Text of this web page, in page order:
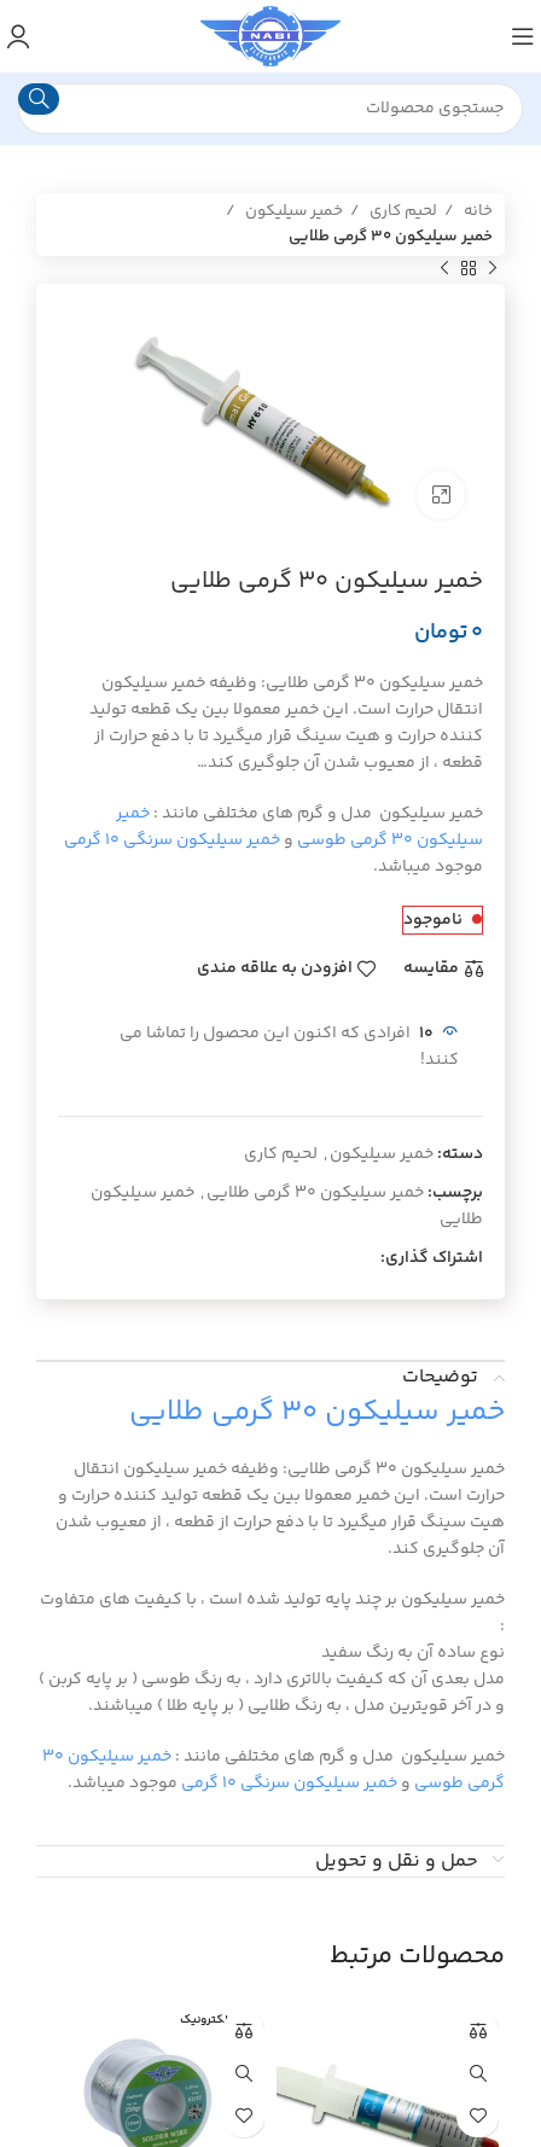
خانه لحیم کاری
خمیر سیلیکون
خمیر سیلیکون ۳۰ گرمی طلایی
برای بزرگنمایی کلیک کنید
خمیر سیلیکون ۳۰ گرمی طلایی
تومان
خمیر سیلیکون ۳۰ گرمی طلایی: وظیفه خمیر سیلیکون
انتقال حرارت است. این خمیر معمولا بین یک قطعه تولید
کننده حرارت و هیت سینگ قرار میگیرد تا با دفع حرارت از
قطعه ، از معیوب شدن آن جلوگیری کند…
خمیر سیلیکون مدل و گرم های مختلفی مانند :خمیر
سیلیکون ۳۰ گرمی طوسی
وخمیر سیلیکون سرنگی ۱۰ گرمی
موجود میباشد.
ناموجود
مقايسه
افزودن به علاقه مندی
10 افرادی که اکنون این محصول را تماشا می
کنند!
دسته:خمیر سیلیکون, لحیم کاری
برچسب:خمیر سیلیکون ۳۰ گرمی طلایی , خمیر سیلیکون
طلایی
اشتراک گذاری:
توضیحات
خمیر سیلیکون ۳۰ گرمی طلایی
خمیر سیلیکون ۳۰ گرمی طلایی: وظیفه خمیر سیلیکون انتقال
حرارت است. این خمیر معمولا بین یک قطعه تولید کننده حرارت و
هیت سینگ قرار میگیرد تا با دفع حرارت از قطعه ، از معیوب شدن
آن جلوگیری کند.
خمیر سیلیکون بر چند پایه تولید شده است ، با کیفیت های متفاوت
:
نوع ساده آن به رنگ سفید
مدل بعدی آن که کیفیت بالاتری دارد ، به رنگ طوسی ( بر پایه کربن )
و در آخر قویترین مدل ، به رنگ طلایی ( بر پایه طلا ) میباشند.
خمیر سیلیکون مدل و گرم های مختلفی مانند :
خمیر سیلیکون ۳۰
گرمی طوسی وخمیر سیلیکون سرنگی ۱۰ گرمی موجود میباشد.
حمل و نقل و تحویل
محصولات مرتبط
نبی الکترونیک